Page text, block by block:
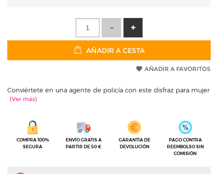
AÑADIR A CESTA
AÑADIR A FAVORITOS
Conviértete en una agente de policía con este disfraz para mujer
COMPRA 100%
SEGURA
ENVÍO GRATIS A
PARTIR DE 50 €
GARANTÍA DE
DEVOLUCIÓN
PAGO CONTRA
REEMBOLSO SIN
COMISIÓN